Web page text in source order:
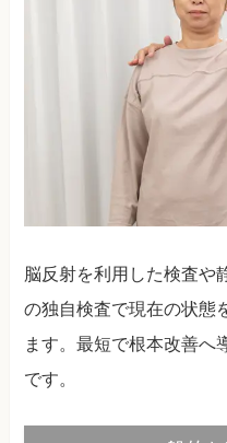
脳反射を利用した検査や
の独自検査で現在の状態
ます。最短で根本改善へ
です。